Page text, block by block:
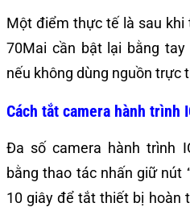
Một điểm thực tế là sau khi
70Mai cần bật lại bằng
nếu không dùng nguồn trực
Cách tắt camera hành trình
Đa số camera hành trình
bằng thao tác nhấn giữ nút
10 giây để tắt thiết bị hoàn